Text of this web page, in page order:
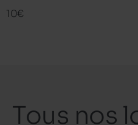
10€
Tous nos